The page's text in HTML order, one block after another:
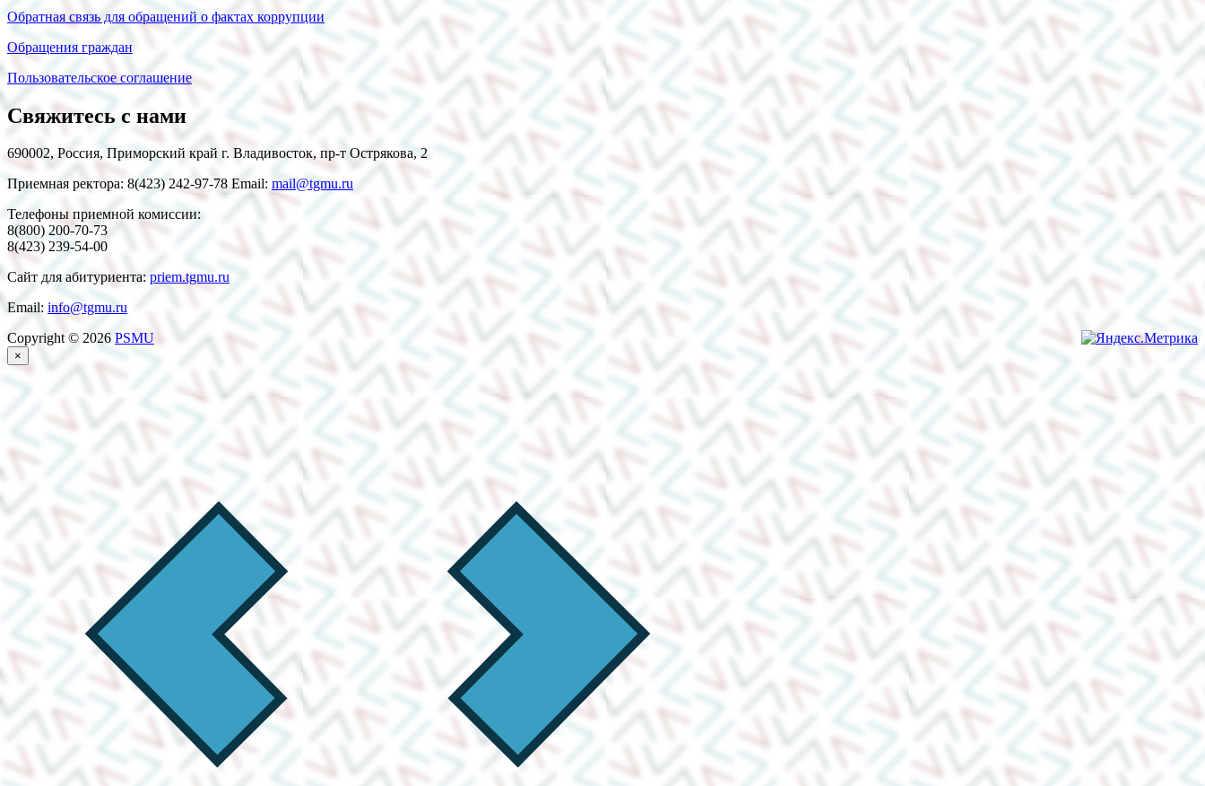
Обратная связь для обращений о фактах коррупции
Обращения граждан
Пользовательское соглашение
Свяжитесь с нами
690002, Россия, Приморский край г. Владивосток, пр-т Острякова, 2
Приемная ректора: 8(423) 242-97-78 Email: mail@tgmu.ru
Телефоны приемной комиссии:
8(800) 200-70-73
8(423) 239-54-00
Сайт для абитуриента: priem.tgmu.ru
Email: info@tgmu.ru
Copyright © 2026 PSMU
×